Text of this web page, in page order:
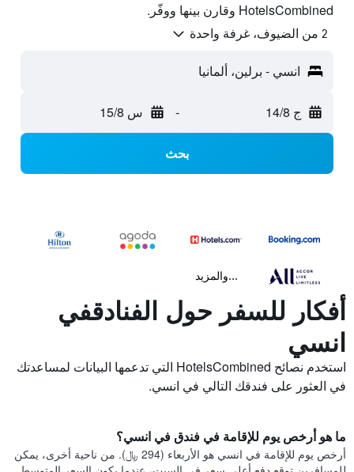
HotelsCombined وقارن بينها ووفّر.
2 من الضيوف، غرفة واحدة
انسي - برلين، ألمانيا
ج 14/8 - س 15/8
بحث
...والمزيد
أفكار للسفر حول الفنادقفي
انسي
استخدم نصائح HotelsCombined التي تدعمها البيانات لمساعدتك
في العثور على فندقك التالي في انسي.
ما هو أرخص يوم للإقامة في فندق في انسي؟
أرخص يوم للإقامة في انسي هو الأربعاء (294 ﷼). من ناحية أخرى، يمكن